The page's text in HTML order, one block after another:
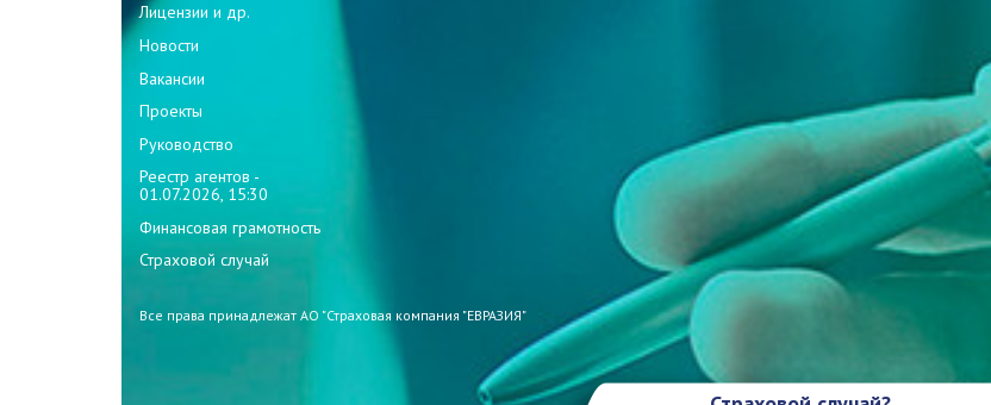
Лицензии и др.
Новости
Вакансии
Проекты
Руководство
Реестр агентов -
01.07.2026, 15:30
Финансовая грамотность
Страховой случай
Все права принадлежат АО "Страховая компания "ЕВРАЗИЯ"